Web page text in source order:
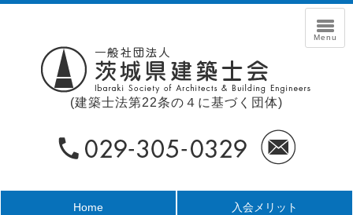
(建築士法第22条の４に基づく団体)
Home 入会メリット